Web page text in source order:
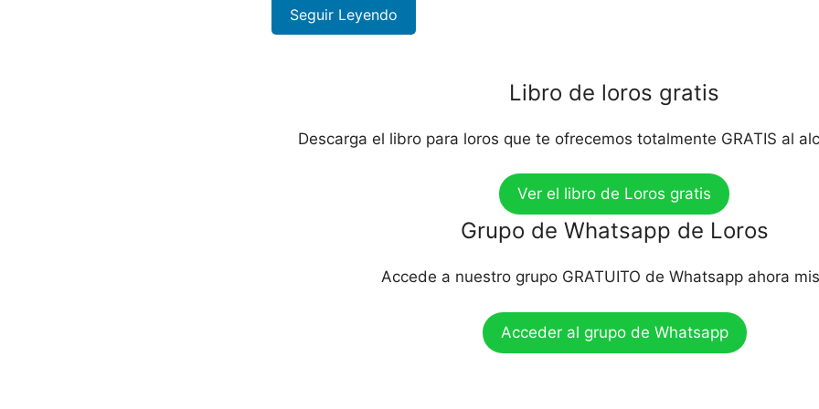
Seguir Leyendo
Libro de loros gratis
Descarga el libro para loros que te ofrecemos totalmente GRATIS al
Ver el libro de Loros gratis
Grupo de Whatsapp de Loros
Accede a nuestro grupo GRATUITO de Whatsapp ahora
Acceder al grupo de Whatsapp